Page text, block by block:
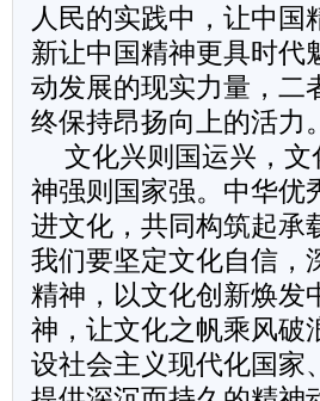
人民的实践中，让中国
新让中国精神更具时代
动发展的现实力量，二
终保持昂扬向上的活力。
文化兴则国运兴，
神强则国家强。中华优
进文化，共同构筑起承
我们要坚定文化自信，
精神，以文化创新焕发
神，让文化之帆乘风破
设社会主义现代化国家